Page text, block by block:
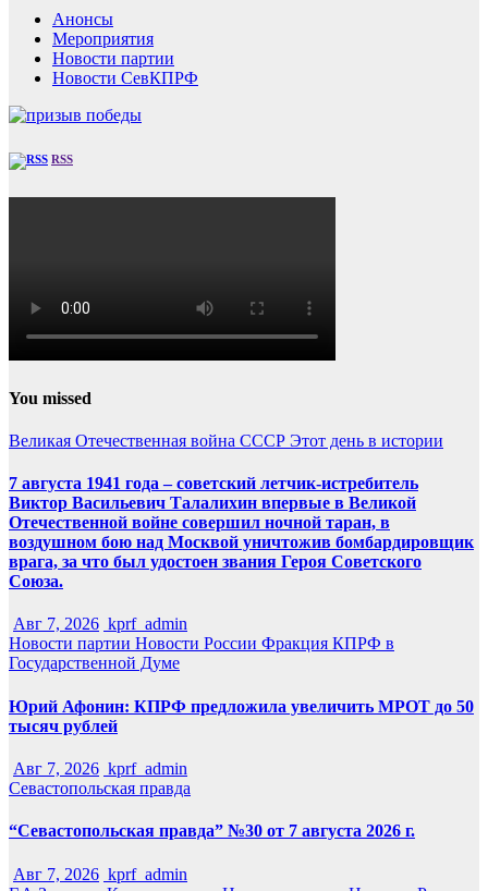
Анонсы
Мероприятия
Новости партии
Новости СевКПРФ
RSS
You missed
Великая Отечественная война СССР Этот день в истории
7 августа 1941 года – советский летчик-истребитель
Виктор Васильевич Талалихин впервые в Великой
Отечественной войне совершил ночной таран, в
воздушном бою над Москвой уничтожив бомбардировщик
врага, за что был удостоен звания Героя Советского
Союза.
Авг 7, 2026 kprf_admin
Новости партии Новости России Фракция КПРФ в
Государственной Думе
Юрий Афонин: КПРФ предложила увеличить МРОТ до 50
тысяч рублей
Авг 7, 2026 kprf_admin
Севастопольская правда
“Севастопольская правда” №30 от 7 августа 2026 г.
Авг 7, 2026 kprf_admin